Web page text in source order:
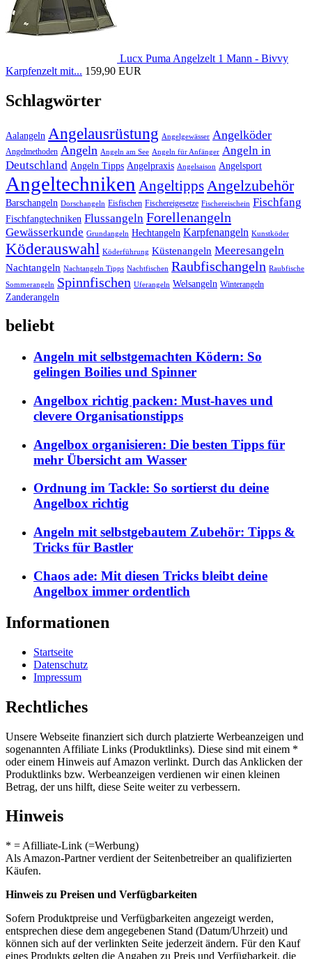
Lucx Puma Angelzelt 1 Mann - Bivvy
Karpfenzelt mit... 159,90 EUR
Schlagwörter
Aalangeln Angelausrüstung Angelgewässer Angelköder
Angelmethoden Angeln Angeln am See Angeln für Anfänger Angeln in
Deutschland Angeln Tipps Angelpraxis Angelsaison Angelsport
Angeltechniken Angeltipps Angelzubehör
Barschangeln Dorschangeln Eisfischen Fischereigesetze Fischereischein Fischfang
Fischfangtechniken Flussangeln Forellenangeln
Gewässerkunde Grundangeln Hechtangeln Karpfenangeln Kunstköder
Köderauswahl Köderführung Küstenangeln Meeresangeln
Nachtangeln Nachtangeln Tipps Nachtfischen Raubfischangeln Raubfische
Sommerangeln Spinnfischen Uferangeln Welsangeln Winterangeln
Zanderangeln
beliebt
Angeln mit selbstgemachten Ködern: So
gelingen Boilies und Spinner
Angelbox richtig packen: Must-haves und
clevere Organisationstipps
Angelbox organisieren: Die besten Tipps für
mehr Übersicht am Wasser
Ordnung im Tackle: So sortierst du deine
Angelbox richtig
Angeln mit selbstgebautem Zubehör: Tipps &
Tricks für Bastler
Chaos ade: Mit diesen Tricks bleibt deine
Angelbox immer ordentlich
Informationen
Startseite
Datenschutz
Impressum
Rechtliches
Unsere Webseite finanziert sich durch platzierte Werbeanzeigen und
sogenannten Affiliate Links (Produktlinks). Diese sind mit einem *
oder einem Hinweis auf Amazon verlinkt. Durch das Anklicken der
Produktlinks bzw. Werbeanzeigen verdienen wir einen kleinen
Betrag, der uns hilft, diese Seite weiter zu verbessern.
Hinweis
* = Afilliate-Link (=Werbung)
Als Amazon-Partner verdient der Seitenbetreiber an qualifizierten
Käufen.
Hinweis zu Preisen und Verfügbarkeiten
Sofern Produktpreise und Verfügbarkeiten angezeigt werden,
entsprechen diese dem angegebenen Stand (Datum/Uhrzeit) und
können sich auf der verlinkten Seite jederzeit ändern. Für den Kauf
eines Produkts gelten die Angaben zu Preis und Verfügbarkeit, die